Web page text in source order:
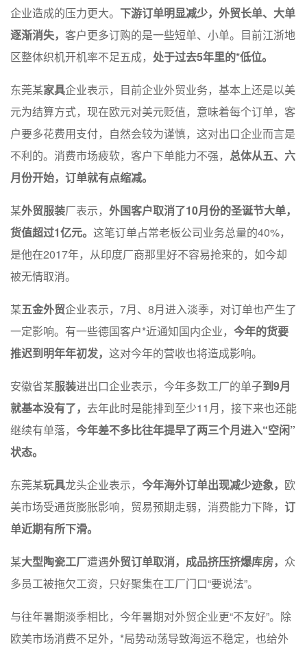
企业造成的压力更大。 下游订单明显减少，外贸长单、大单
逐渐消失， 客户更多订购的是一些短单、小单。目前江浙地
区整体织机开机率不足五成， 处于过去5年里的*低位。
东莞某家具企业表示，目前企业外贸业务，基本上还是以美
元为结算方式，现在欧元对美元贬值，意味着每个订单，客
户要多花费用支付，自然会较为谨慎，这对出口企业而言是
不利的。消费市场疲软，客户下单能力不强， 总体从五、六
月份开始，订单就有点缩减。
某外贸服装厂表示， 外国客户取消了10月份的圣诞节大单，
货值超过1亿元。 这笔订单占常老板公司业务总量的40%，
是他在2017年，从印度厂商那里好不容易抢来的，如今却
被无情取消。
某五金外贸企业表示，7月、8月进入淡季，对订单也产生了
一定影响。有一些德国客户*近通知国内企业， 今年的货要
推迟到明年年初发， 这对今年的营收也将造成影响。
安徽省某服装进出口企业表示，今年多数工厂的单子到9月
就基本没有了， 去年此时是能排到至少11月，接下来也还能
继续有单落， 今年差不多比往年提早了两三个月进入“空闲”
状态。
东莞某玩具龙头企业表示， 今年海外订单出现减少迹象， 欧
美市场受通货膨胀影响，贸易预期走弱，消费能力下降， 订
单近期有所下滑。
某大型陶瓷工厂遭遇外贸订单取消，成品挤压挤爆库房， 众
多员工被拖欠工资，只好聚集在工厂门口“要说法”。
与往年暑期淡季相比，今年暑期对外贸企业更“不友好”。除
欧美市场消费不足外，*局势动荡导致海运不稳定，也给外